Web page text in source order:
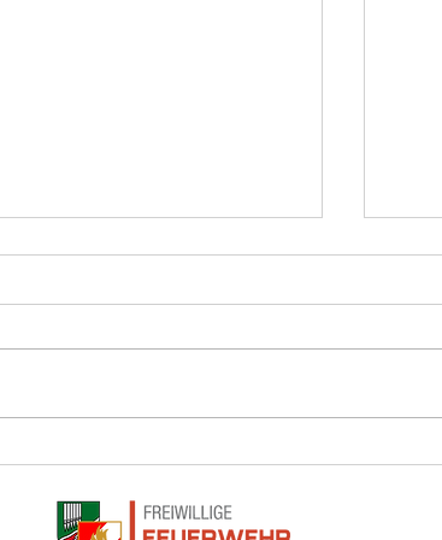
Lose Dachziegel nach Sturm